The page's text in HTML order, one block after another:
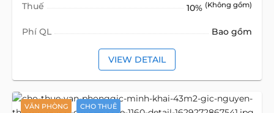
Thuế 10% (Không gồm)
Phí QL Bao gồm
VIEW DETAIL
VĂN PHÒNG CHO THUÊ